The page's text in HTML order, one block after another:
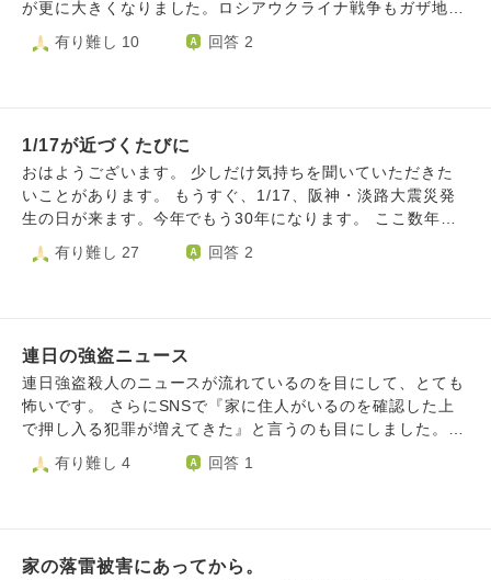
が更に大きくなりました。ロシアウクライナ戦争もガザ地区
の虐殺も止まらず、ここがもう人間の限界です。正義なき暴
力が世界を支配する時代に逆戻りしてしまいました。もう未
もないので、殺された後は過酷な生存競争の中に生み出され
ます。死と虐殺しかこの世界には残りません。 馬鹿馬鹿し
いと思うなら今の国際情勢と人間の本能を見てください。世
界最大の軍事力を持っている米国が自国第一主義、覇権主義
ました。奪い合いの世界です。 未来なんてない。平和な世
有り難し 10 回答 2
1/17が近づくたびに
おはようございます。 少しだけ気持ちを聞いていただきた
いことがあります。 もうすぐ、1/17、阪神・淡路大震災発
生の日が来ます。今年でもう30年になります。 ここ数年で
すが、この日が近づくにつれ、心が傷んだり、ざわついた
り、ふと涙が止まらなかったりというふうになりました。
いという生活を送りました。 私の家族や近しい親族、友人
も皆無事でしたが、火災で立ち上る煙や真っ赤に染まる当日
の夜の空、液状化現象、、、 あの日の揺れ、体験したこ
とは忘れることはありません。 もちろん、ずっと前からこ
たが、ここまで辛く涙が出てくるほどではなく、もっと冷静
体験をした方も多かったのもあり、今ほど辛いと感じなかっ
有り難し 27 回答 2
連日の強盗ニュース
連日強盗殺人のニュースが流れているのを目にして、とても
怖いです。 さらにSNSで『家に住人がいるのを確認した上
で押し入る犯罪が増えてきた』と言うのも目にしました。コ
メント欄では日本は治安が悪くなったから武装すべきだ、催
涙スプレーを携帯すべき。枕元にナイフを置いているとかい
を割らずバールでこじ開けられ、部屋はぐちゃぐちゃにされ
有り難し 4 回答 1
家の落雷被害にあってから。